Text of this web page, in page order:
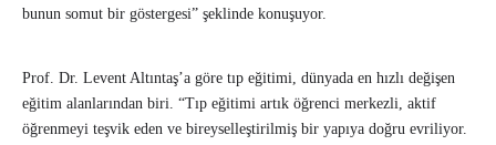
bunun somut bir göstergesi” şeklinde konuşuyor.
Prof. Dr. Levent Altıntaş’a göre tıp eğitimi, dünyada en hızlı değişen
eğitim alanlarından biri. “Tıp eğitimi artık öğrenci merkezli, aktif
öğrenmeyi teşvik eden ve bireyselleştirilmiş bir yapıya doğru evriliyor.